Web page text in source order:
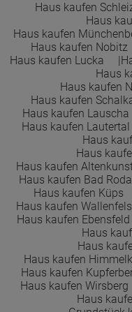
Haus kaufen
Haus
Haus kaufen
Haus kaufen Nobitz
Haus kaufen Lucka
Haus
Haus kaufen
Haus kaufen
Haus kaufen Lauscha
Haus kaufen Lautertal
Haus
Haus
Haus kaufen
Haus kaufen Bad
Haus kaufen Küps
Haus kaufen Wallenfels
Haus kaufen Ebensfeld
Haus
Haus
Haus kaufen
Haus kaufen
Haus kaufen Wirsberg
Haus